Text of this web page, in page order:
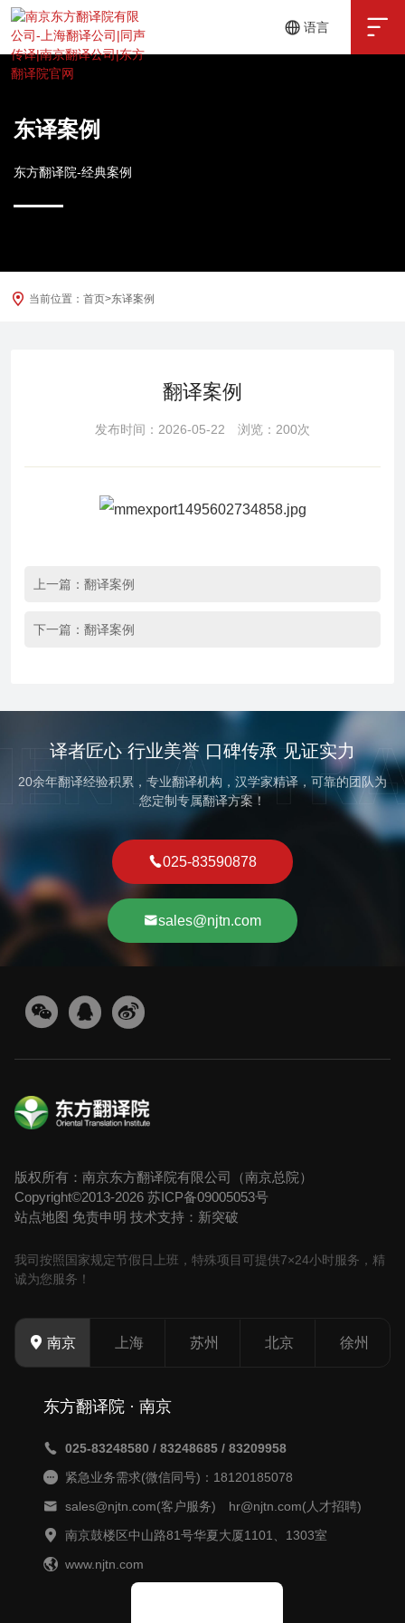
语言 
东译案例
东方翻译院-经典案例
当前位置： 首页>东译案例
翻译案例
发布时间：2026-05-22 浏览：200次
上一篇： 翻译案例
下一篇： 翻译案例
译者匠心 行业美誉 口碑传承 见证实力
20余年翻译经验积累，专业翻译机构，汉学家精译，可靠的团队为
您定制专属翻译方案！
025-83590878
sales@njtn.com
版权所有：南京东方翻译院有限公司（南京总院）
Copyright©2013-2026 苏ICP备09005053号
站点地图 免责申明 技术支持：新突破
我司按照国家规定节假日上班，特殊项目可提供7×24小时服务，精
诚为您服务！
南京 上海 苏州 北京 徐州
东方翻译院 · 南京
025-83248580 / 83248685 / 83209958
紧急业务需求(微信同号)：18120185078
sales@njtn.com(客户服务) hr@njtn.com(人才招聘)
南京鼓楼区中山路81号华夏大厦1101、1303室
www.njtn.com